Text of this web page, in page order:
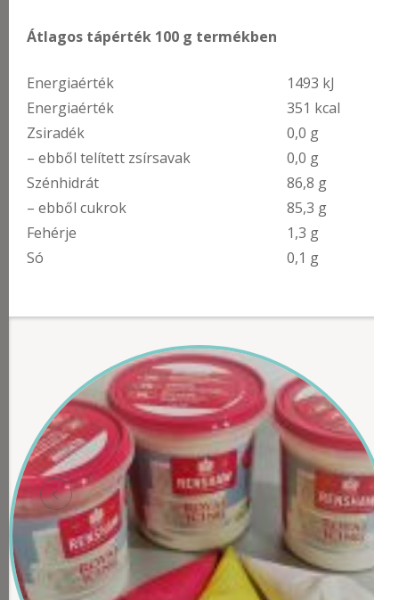
Átlagos tápérték 100 g termékben
Energiaérték
1493 kJ
Energiaérték
351 kcal
Zsiradék
0,0 g
– ebből telített zsírsavak
0,0 g
Szénhidrát
86,8 g
– ebből cukrok
85,3 g
Fehérje
1,3 g
Só
0,1 g